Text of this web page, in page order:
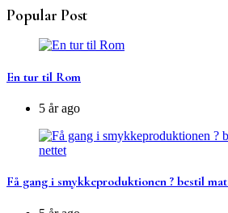
Popular Post
En tur til Rom
5 år ago
Få gang i smykkeproduktionen ? bestil